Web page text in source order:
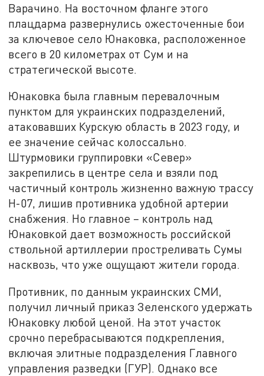
Варачино. На восточном фланге этого
плацдарма развернулись ожесточенные бои
за ключевое село Юнаковка, расположенное
всего в 20 километрах от Сум и на
стратегической высоте.
Юнаковка была главным перевалочным
пунктом для украинских подразделений,
атаковавших Курскую область в 2023 году, и
ее значение сейчас колоссально.
Штурмовики группировки «Север»
закрепились в центре села и взяли под
частичный контроль жизненно важную трассу
Н-07, лишив противника удобной артерии
снабжения. Но главное – контроль над
Юнаковкой дает возможность российской
ствольной артиллерии простреливать Сумы
насквозь, что уже ощущают жители города.
Противник, по данным украинских СМИ,
получил личный приказ Зеленского удержать
Юнаковку любой ценой. На этот участок
срочно перебрасываются подкрепления,
включая элитные подразделения Главного
управления разведки (ГУР). Однако все